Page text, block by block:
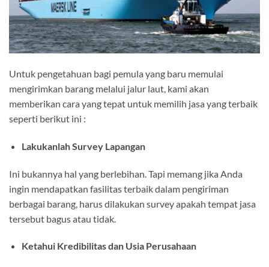
Untuk pengetahuan bagi pemula yang baru memulai
mengirimkan barang melalui jalur laut, kami akan
memberikan cara yang tepat untuk memilih jasa yang terbaik
seperti berikut ini :
Lakukanlah Survey Lapangan
Ini bukannya hal yang berlebihan. Tapi memang jika Anda
ingin mendapatkan fasilitas terbaik dalam pengiriman
berbagai barang, harus dilakukan survey apakah tempat jasa
tersebut bagus atau tidak.
Ketahui Kredibilitas dan Usia Perusahaan